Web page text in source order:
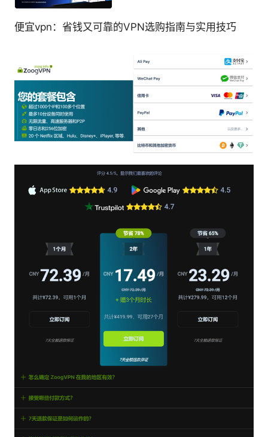
便宜vpn：省钱又可靠的VPN选购指南与实用技巧